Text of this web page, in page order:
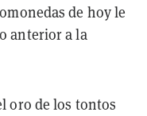
de hoy le
anterior a la
oro de los tontos